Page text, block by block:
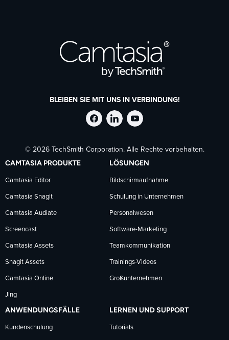
BLEIBEN SIE MIT UNS IN VERBINDUNG!
TechSmith
auf
Facebook
folgen
TechSmith
auf
LinkedIn
folgen
TechSmith
auf
YouTube
folgen
© 2026 TechSmith Corporation. Alle Rechte vorbehalten.
CAMTASIA PRODUKTE
Camtasia Editor
Camtasia Snagit
Camtasia Audiate
Screencast
Camtasia Assets
Snagit Assets
Camtasia Online
Jing
LÖSUNGEN
Bildschirmaufnahme
Schulung in Unternehmen
Personalwesen
Software-Marketing
Teamkommunikation
Trainings-Videos
Großunternehmen
ANWENDUNGSFÄLLE
Kundenschulung
LERNEN UND SUPPORT
Tutorials